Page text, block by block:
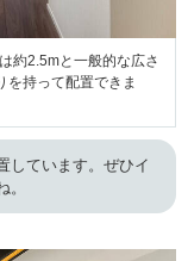
約2.5mと一般的な広さ
を持って配置できま
しています。ぜひイ